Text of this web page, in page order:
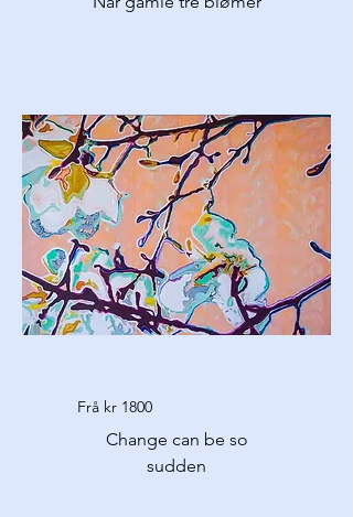
Frå kr 1800
Change can be so
sudden